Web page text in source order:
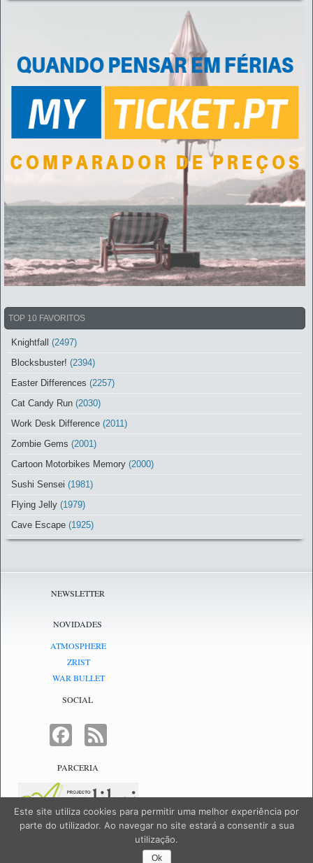
TOP 10 FAVORITOS
Knightfall (2497)
Blocksbuster! (2394)
Easter Differences (2257)
Cat Candy Run (2030)
Work Desk Difference (2011)
Zombie Gems (2001)
Cartoon Motorbikes Memory (2000)
Sushi Sensei (1981)
Flying Jelly (1979)
Cave Escape (1925)
NEWSLETTER
NOVIDADES
ATMOSPHERE
ZRIST
WAR BULLET
SOCIAL
FACEBOOK
PARCERIA
NetJogos - powered byNetJogos
Este site utiliza cookies para permitir uma melhor experiência por
parte do utilizador. Ao navegar no site estará a consentir a sua
utilização.
Ok